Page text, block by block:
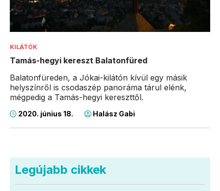
KILÁTÓK
Tamás-hegyi kereszt Balatonfüred
Balatonfüreden, a Jókai-kilátón kívül egy másik
helyszínről is csodaszép panoráma tárul elénk,
mégpedig a Tamás-hegyi kereszttől.
2020. június 18. Halász Gabi
Legújabb cikkek